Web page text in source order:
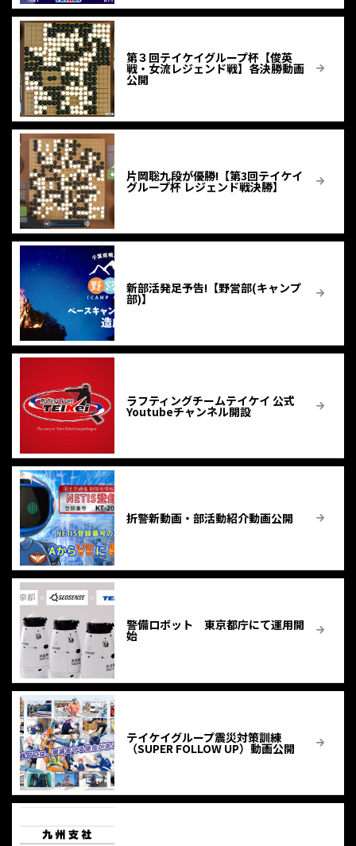
第３回テイケイグループ杯【俊英
戦・女流レジェンド戦】各決勝動画
公開
片岡聡九段が優勝!【第3回テイケイ
グループ杯 レジェンド戦決勝】
新部活発足予告!【野営部(キャンプ
部)】
ラフティングチームテイケイ 公式
Youtubeチャンネル開設
折警新動画・部活動紹介動画公開
警備ロボット 東京都庁にて運用開
始
テイケイグループ震災対策訓練
（SUPER FOLLOW UP）動画公開